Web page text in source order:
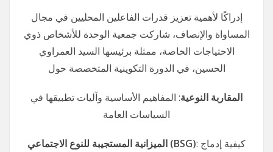
إدراكًا لأهمية تعزيز قدرات الفاعلين المحليين في مجال
المساواة والإنصاف، شاركت جمعية الوحدة للأشخاص ذوي
الاحتياجات الخاصة، ممثلة برئيسها السيد العمراوي
الحسين، في الدورة التكوينية المتخصصة حول
المقاربة النوعية: المفاهيم الأساسية وآليات تطبيقها في
السياسات العامة
الميزانية المستجيبة للنوع الاجتماعي (BSG): كيفية إدماج